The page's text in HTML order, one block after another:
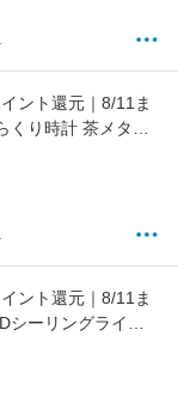
ント還元｜8/11ま
り時計 茶メタリ
ント還元｜8/11ま
ーリングライト
モコン付属]